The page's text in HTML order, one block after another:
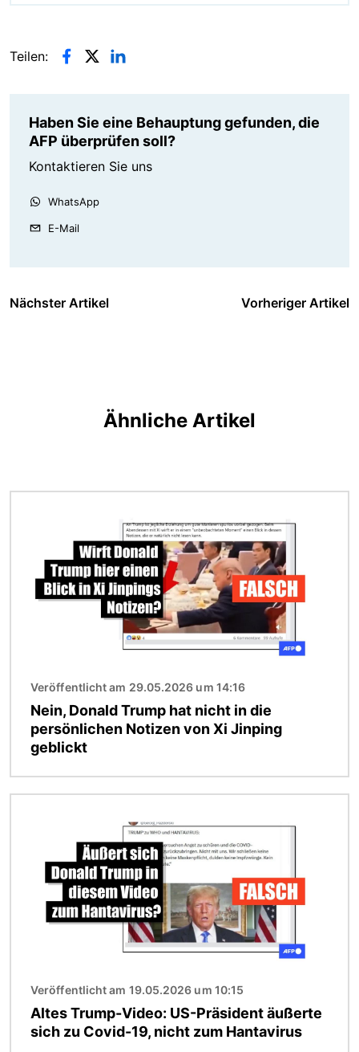
Teilen:
Haben Sie eine Behauptung gefunden, die
AFP überprüfen soll?
Kontaktieren Sie uns
WhatsApp
E-Mail
Nächster Artikel Vorheriger Artikel
Ähnliche Artikel
Veröffentlicht am 29.05.2026 um 14:16
Nein, Donald Trump hat nicht in die
persönlichen Notizen von Xi Jinping
geblickt
Veröffentlicht am 19.05.2026 um 10:15
Altes Trump-Video: US-Präsident äußerte
sich zu Covid-19, nicht zum Hantavirus